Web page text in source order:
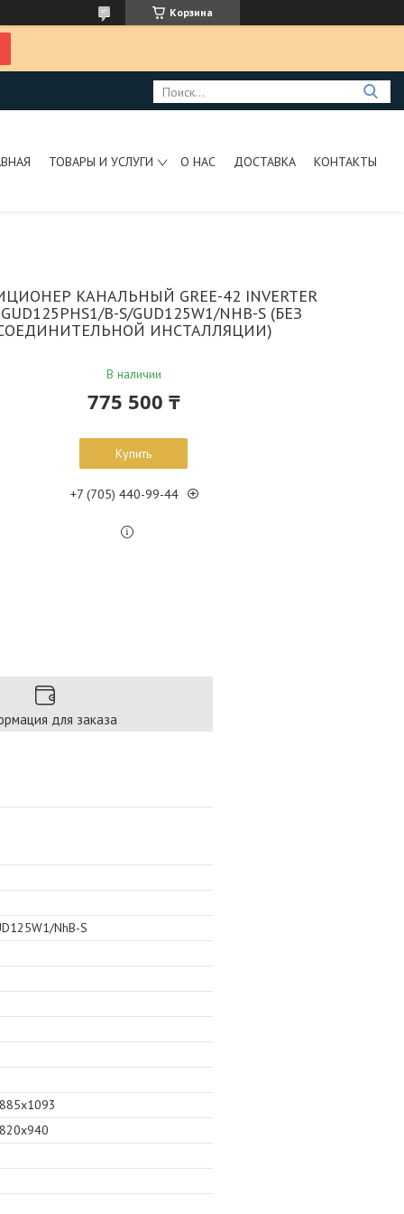
Корзина
ТОВАРЫ И УСЛУГИ О НАС ДОСТАВКА КОНТАКТЫ
КАНАЛЬНЫЙ GREE-42 INVERTER
B-S/GUD125W1/NHB-S (БЕЗ
ИНСТАЛЛЯЦИИ)
В наличии
775 500 ₸
Купить
+7 (705) 440-99-44
для заказа
NhB-S